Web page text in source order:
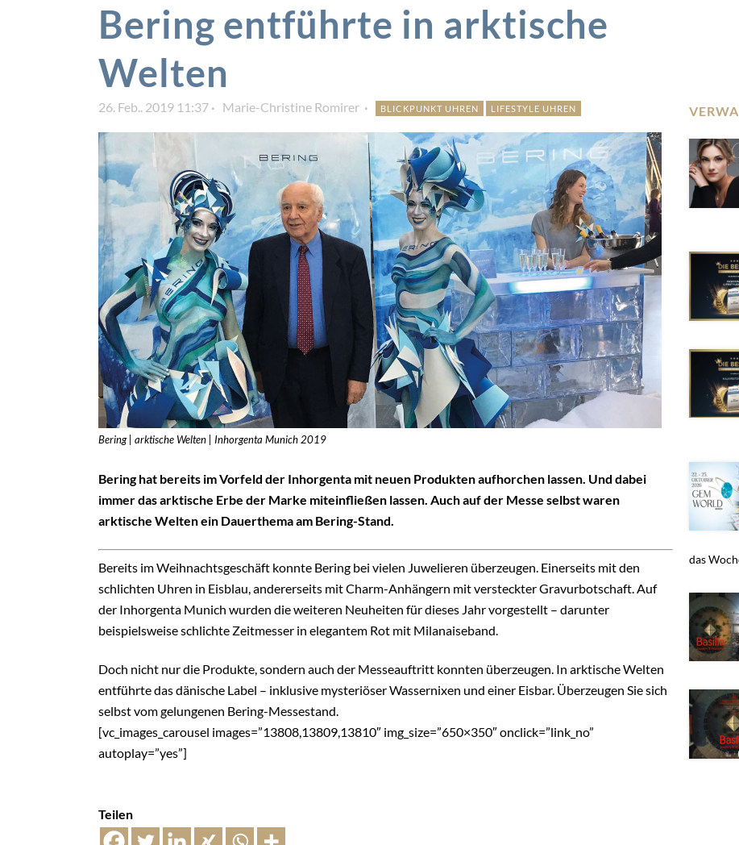
Bering entführte in arktische
Welten
26. Feb.. 2019 11:37 Marie-Christine Romirer BLICKPUNKT UHREN LIFESTYLE UHREN
Bering | arktische Welten | Inhorgenta Munich 2019
Bering hat bereits im Vorfeld der Inhorgenta mit neuen Produkten aufhorchen lassen. Und dabei
immer das arktische Erbe der Marke miteinfließen lassen. Auch auf der Messe selbst waren
arktische Welten ein Dauerthema am Bering-Stand.
Bereits im Weihnachtsgeschäft konnte Bering bei vielen Juwelieren überzeugen. Einerseits mit den
schlichten Uhren in Eisblau, andererseits mit Charm-Anhängern mit versteckter Gravurbotschaft. Auf
der Inhorgenta Munich wurden die weiteren Neuheiten für dieses Jahr vorgestellt – darunter
beispielsweise schlichte Zeitmesser in elegantem Rot mit Milanaiseband.
Doch nicht nur die Produkte, sondern auch der Messeauftritt konnten überzeugen. In arktische Welten
entführte das dänische Label – inklusive mysteriöser Wassernixen und einer Eisbar. Überzeugen Sie sich
selbst vom gelungenen Bering-Messestand.
[vc_images_carousel images=”13808,13809,13810″ img_size=”650×350″ onclick=”link_no”
autoplay=”yes”]
Teilen
das